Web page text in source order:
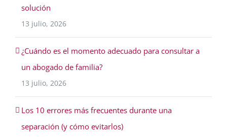
solución
13 julio, 2026
¿Cuándo es el momento adecuado para consultar a
un abogado de familia?
13 julio, 2026
Los 10 errores más frecuentes durante una
separación (y cómo evitarlos)